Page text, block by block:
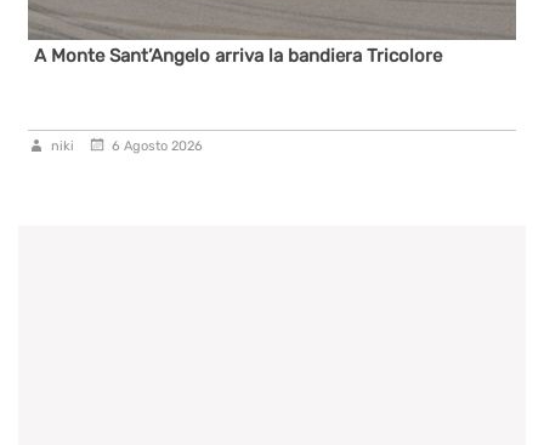
A Monte Sant’Angelo arriva la bandiera Tricolore
niki 6 Agosto 2026